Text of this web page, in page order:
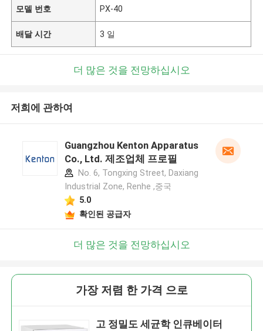
모델 번호 PX-40
배달 시간 3 일
더 많은 것을 전망하십시오
저희에 관하여
Guangzhou Kenton Apparatus
Co., Ltd. 제조업체 프로필
No. 6, Tongxing Street, Daxiang
Industrial Zone, Renhe ,중국
5.0
확인된 공급자
더 많은 것을 전망하십시오
가장 저렴 한 가격 으로
고 정밀도 세균학 인큐베이터